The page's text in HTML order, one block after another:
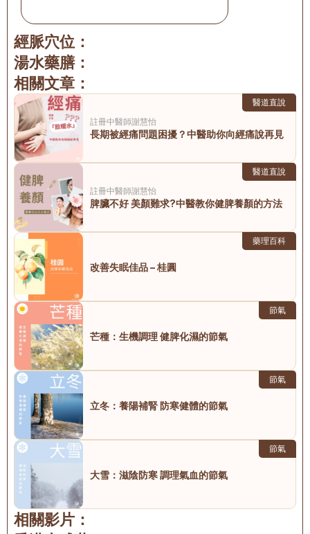
經脈穴位：
湯水藥膳：
相關文章：
醫道直說
註冊中醫師謝慧怡
長期被經痛問題困擾？中醫助你向經痛說再見
醫道直說
註冊中醫師謝慧怡
脾臟不好 美顏難求?中醫教你健脾養顏的方法
藥理百科
改善失眠佳品 – 桂圓
節氣
芒種：生機調理 健脾化濕的節氣
節氣
立冬：養陽補腎 防寒健體的節氣
節氣
大雪：滋陰防寒 調理氣血的節氣
相關影片：